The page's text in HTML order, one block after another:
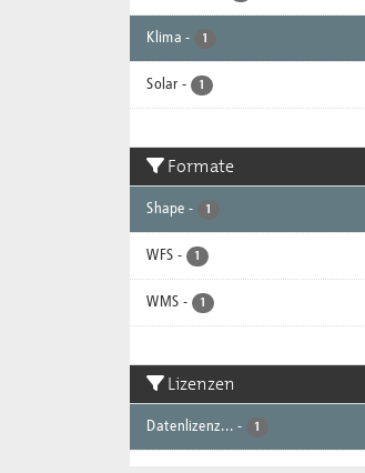
Klima - 1
Solar - 1
Formate
Shape - 1
WFS - 1
WMS - 1
Lizenzen
Datenlizenz... - 1